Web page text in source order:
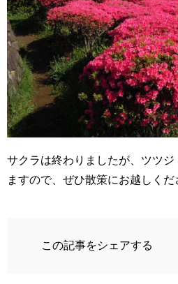
サクラは終わりましたが、ツツジ
ますので、ぜひ散策にお越しくだ
この記事をシェアする